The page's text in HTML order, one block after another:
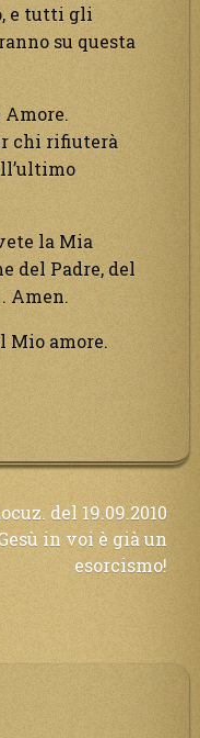
e tutti gli
su questa
chi rifiuterà
la Mia
del Padre, del
Amen.
Mio amore.
del 19.09.2010
in voi è già un
esorcismo!